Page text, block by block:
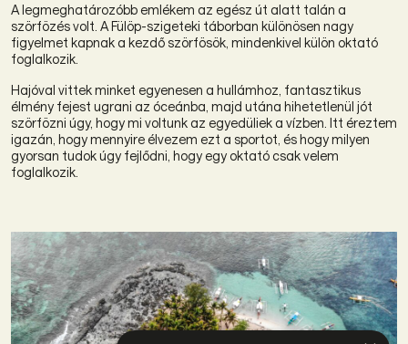
​​A legmeghatározóbb emlékem az egész út alatt talán a
szörfözés volt. A Fülöp-szigeteki táborban különösen nagy
figyelmet kapnak a kezdő szörfösök, mindenkivel külön oktató
foglalkozik.
Hajóval vittek minket egyenesen a hullámhoz, fantasztikus
élmény fejest ugrani az óceánba, majd utána hihetetlenül jót
szörfözni úgy, hogy ​mi voltunk az egyedüliek a vízben. Itt éreztem
igazán, hogy mennyire élvezem ezt a sportot, és hogy milyen
gyorsan tudok úgy fejlődni, hogy egy oktató csak velem
foglalkozik.